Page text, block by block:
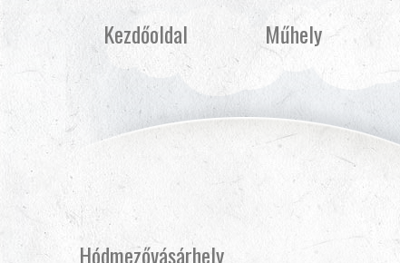
Kezdőoldal Műhely
Hódmezővásárhely